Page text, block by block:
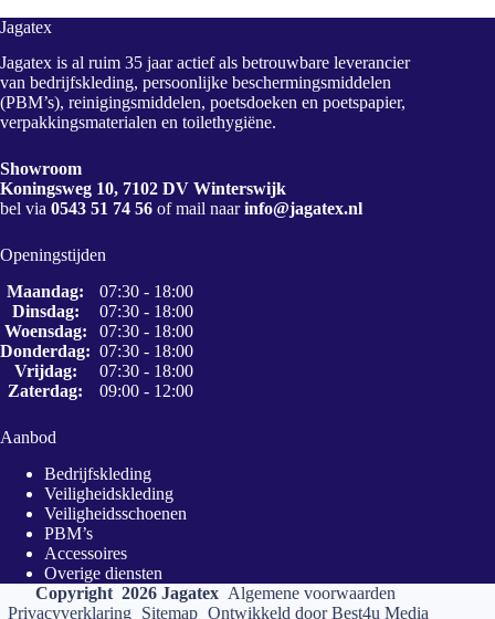
Jagatex
Jagatex is al ruim 35 jaar actief als betrouwbare leverancier
van bedrijfskleding, persoonlijke beschermingsmiddelen
(PBM’s), reinigingsmiddelen, poetsdoeken en poetspapier,
verpakkingsmaterialen en toilethygiëne.
Showroom
Koningsweg 10, 7102 DV Winterswijk
bel via 0543 51 74 56 of mail naarinfo@jagatex.nl
Openingstijden
Maandag:
07:30 - 18:00
Dinsdag:
07:30 - 18:00
Woensdag:
07:30 - 18:00
Donderdag: 07:30 - 18:00
Vrijdag:
07:30 - 18:00
Zaterdag:
09:00 - 12:00
Aanbod
Bedrijfskleding
Veiligheidskleding
Veiligheidsschoenen
PBM’s
Accessoires
Overige diensten
Copyright 2026 Jagatex Algemene voorwaarden
Privacyverklaring
Sitemap Ontwikkeld doorBest4u Media